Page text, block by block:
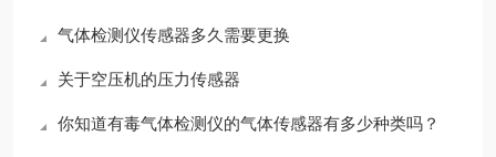
气体检测仪传感器多久需要更换
关于空压机的压力传感器
你知道有毒气体检测仪的气体传感器有多少种类吗？